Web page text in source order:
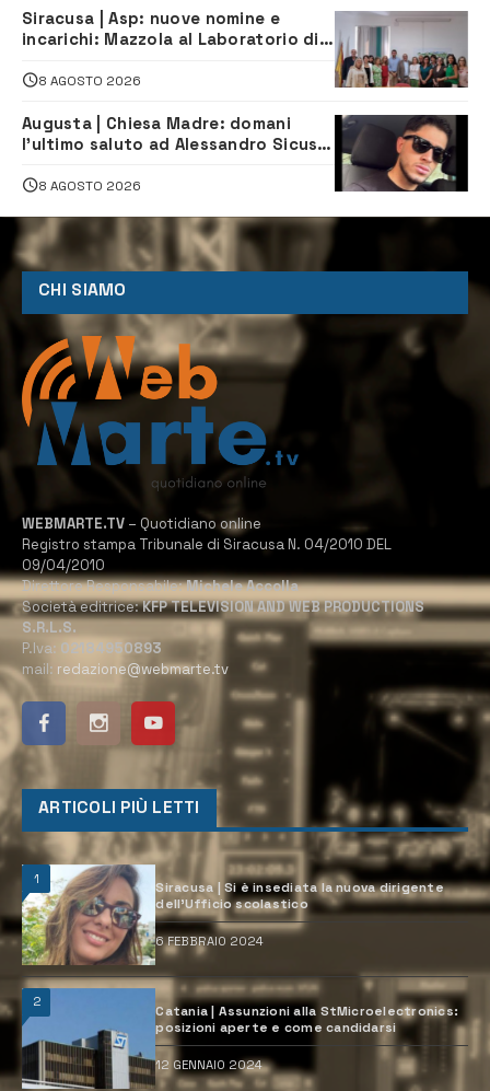
Siracusa | Asp: nuove nomine e
incarichi: Mazzola al Laboratorio di
Servizio Legale
8 AGOSTO 2026
Augusta | Chiesa Madre: domani
l’ultimo saluto ad Alessandro Sicuso,
8 AGOSTO 2026
CHI SIAMO
WEBMARTE.TV – Quotidiano online
Registro stampa Tribunale di Siracusa N. 04/2010 DEL
09/04/2010
Direttore Responsabile:Michele Accolla
Società editrice:KFP TELEVISION AND WEB PRODUCTIONS
S.R.L.S.
P.Iva: 02184950893
mail: redazione@webmarte.tv
ARTICOLI PIÙ LETTI
1
Siracusa | Si è insediata la nuova dirigente
dell’Ufficio scolastico
6 FEBBRAIO 2024
2
Catania | Assunzioni alla StMicroelectronics:
posizioni aperte e come candidarsi
12 GENNAIO 2024